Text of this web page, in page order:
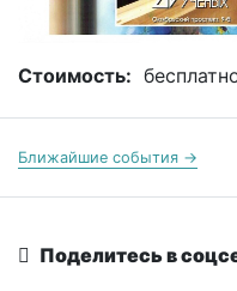
Стоимость:
Ближайшие события →
Поделитесь в